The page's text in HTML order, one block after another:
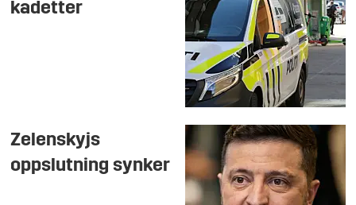
kadetter
Zelenskyjs
oppslutning synker